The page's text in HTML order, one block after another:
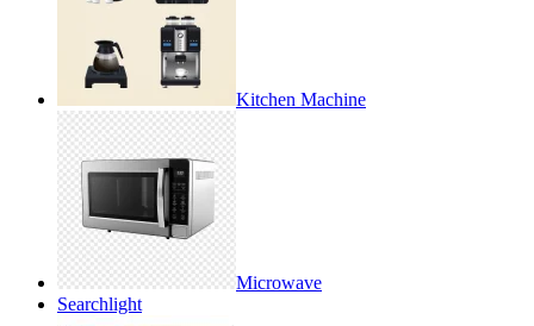
Kitchen Machine
Microwave
Searchlight